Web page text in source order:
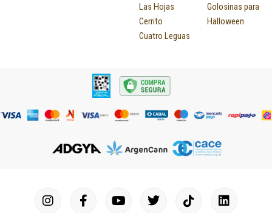
Las Hojas
Cerrito
Cuatro Leguas
Golosinas para
Halloween
I
n
F
a
Y
o
T
w
I
c
L
i